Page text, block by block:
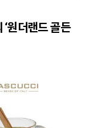
원더랜드 골든